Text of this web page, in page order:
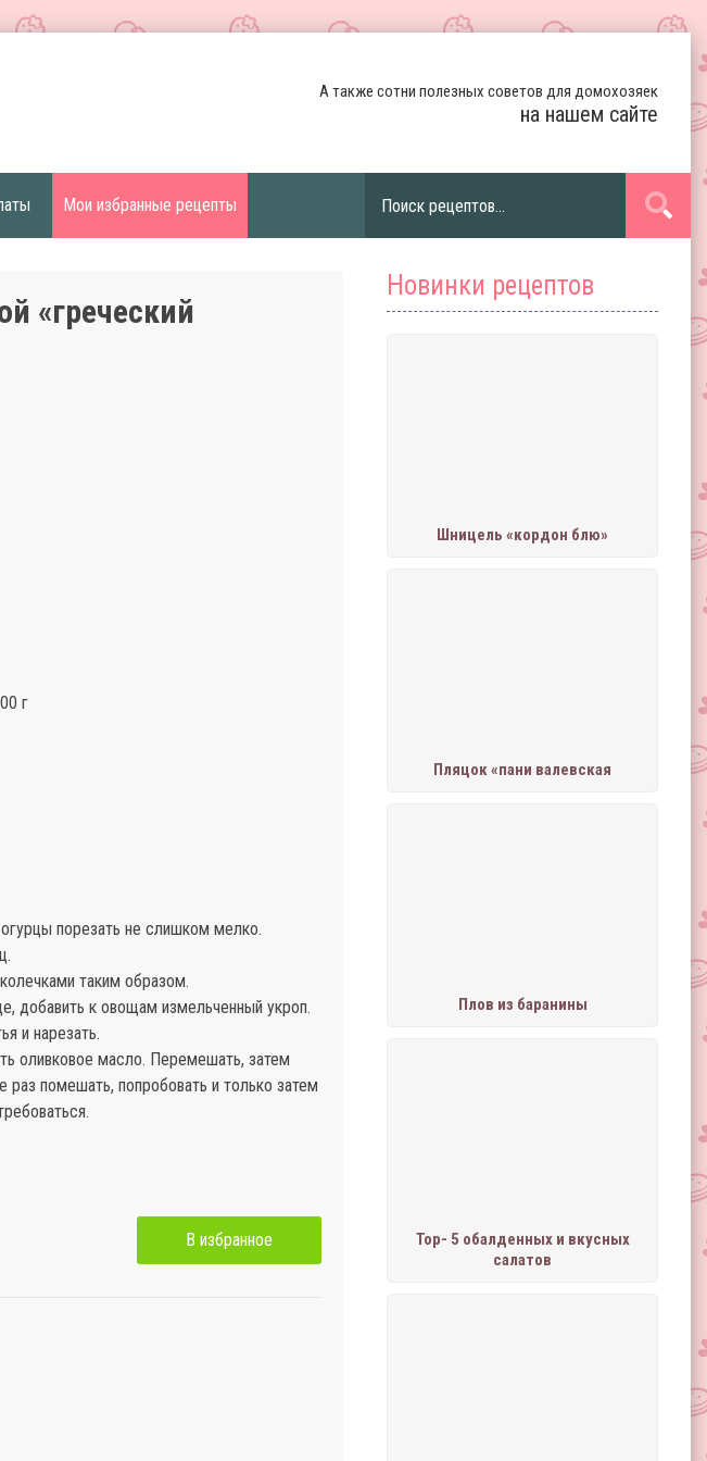
А также сотни полезных советов для домохозяек
на нашем сайте
Мои избранные рецепты
Новинки рецептов
Шницель «кордон блю»
Пляцок «пани валевская
Плов из баранины
Тор- 5 обалденных и вкусных
салатов
«греческий
г
порезать не слишком мелко.
таким образом.
добавить к овощам измельченный укроп.
и нарезать.
оливковое масло. Перемешать, затем
раз помешать, попробовать и только затем
В избранное